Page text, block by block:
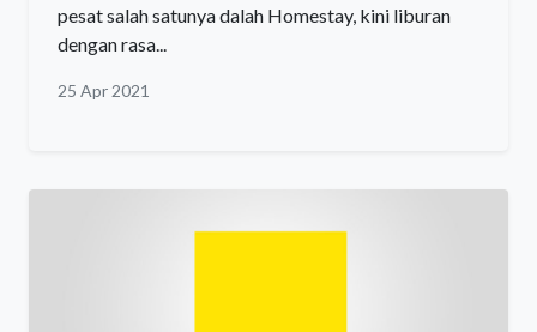
pesat salah satunya dalah Homestay, kini liburan
dengan rasa...
25 Apr 2021